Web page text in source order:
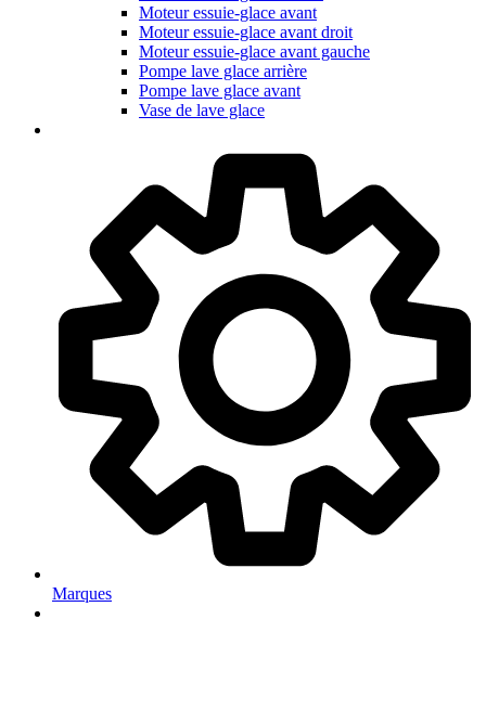
Moteur essuie-glace avant
Moteur essuie-glace avant droit
Moteur essuie-glace avant gauche
Pompe lave glace arrière
Pompe lave glace avant
Vase de lave glace
Marques